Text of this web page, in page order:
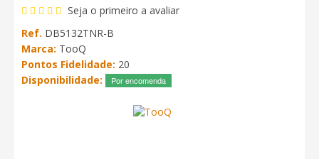
Seja o primeiro a avaliar
Ref. DB5132TNR-B
Marca: TooQ
Pontos Fidelidade: 20
Disponibilidade:
Por encomenda